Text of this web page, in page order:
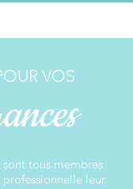
VOS
tous membres
leur